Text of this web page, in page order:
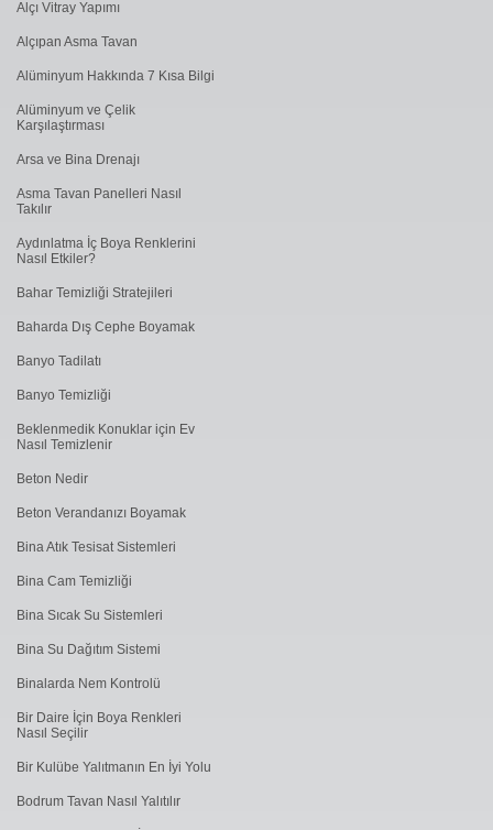
Alçı Vitray Yapımı
Alçıpan Asma Tavan
Alüminyum Hakkında 7 Kısa Bilgi
Alüminyum ve Çelik
Karşılaştırması
Arsa ve Bina Drenajı
Asma Tavan Panelleri Nasıl
Takılır
Aydınlatma İç Boya Renklerini
Nasıl Etkiler?
Bahar Temizliği Stratejileri
Baharda Dış Cephe Boyamak
Banyo Tadilatı
Banyo Temizliği
Beklenmedik Konuklar için Ev
Nasıl Temizlenir
Beton Nedir
Beton Verandanızı Boyamak
Bina Atık Tesisat Sistemleri
Bina Cam Temizliği
Bina Sıcak Su Sistemleri
Bina Su Dağıtım Sistemi
Binalarda Nem Kontrolü
Bir Daire İçin Boya Renkleri
Nasıl Seçilir
Bir Kulübe Yalıtmanın En İyi Yolu
Bodrum Tavan Nasıl Yalıtılır